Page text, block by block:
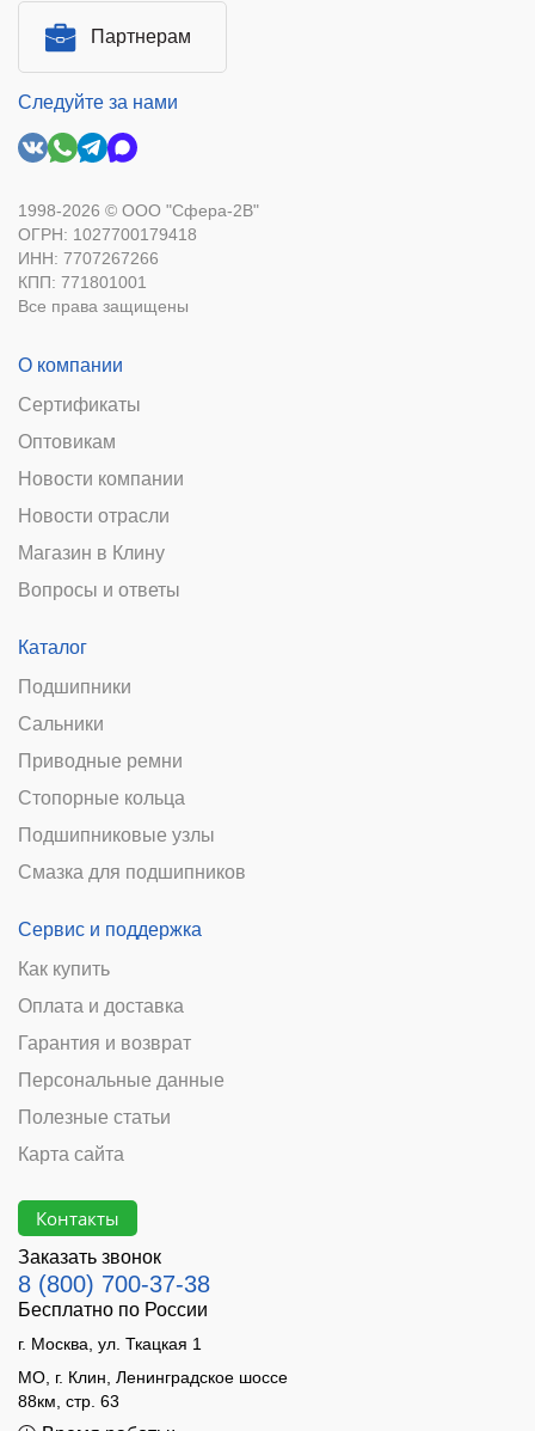
Партнерам
Следуйте за нами
1998-2026 © ООО "Сфера-2В"
ОГРН: 1027700179418
ИНН: 7707267266
КПП: 771801001
Все права защищены
О компании
Сертификаты
Оптовикам
Новости компании
Новости отрасли
Магазин в Клину
Вопросы и ответы
Каталог
Подшипники
Сальники
Приводные ремни
Стопорные кольца
Подшипниковые узлы
Смазка для подшипников
Сервис и поддержка
Как купить
Оплата и доставка
Гарантия и возврат
Персональные данные
Полезные статьи
Карта сайта
Контакты
Заказать звонок
8 (800) 700-37-38
Бесплатно по России
г. Москва, ул. Ткацкая 1
МО, г. Клин, Ленинградское шоссе
88км, стр. 63